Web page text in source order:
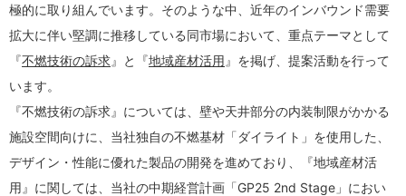
極的に取り組んでいます。そのような中、近年のインバウンド需要
拡大に伴い堅調に推移している同市場において、重点テーマとして
『不燃技術の訴求』と『地域産材活用 』を掲げ、提案活動を行って
います。
『不燃技術の訴求』については、壁や天井部分の内装制限がかかる
施設空間向けに、当社独自の不燃基材「ダイライト」を使用した、
デザイン・性能に優れた製品の開発を進めており、『地域産材活
用』に関しては、当社の中期経営計画「GP25 2nd Stage」におい